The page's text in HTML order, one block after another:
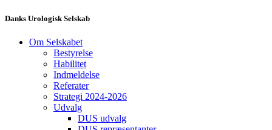
Danks Urologisk Selskab
Om Selskabet
Bestyrelse
Habilitet
Indmeldelse
Referater
Strategi 2024-2026
Udvalg
DUS udvalg